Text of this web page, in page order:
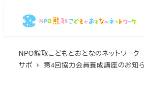
NPO熊取こどもとおとなのネットワーク
サポ
第4回協力会員養成講座のお知